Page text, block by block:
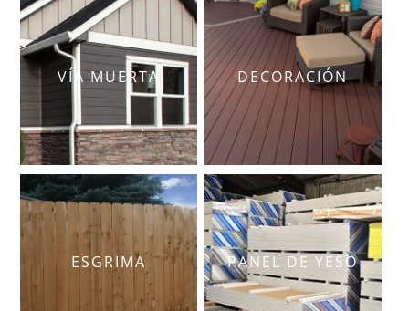
VÍA MUERTA DECORACIÓN
ESGRIMA PANEL DE YESO